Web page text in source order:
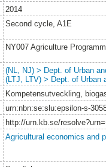
2014
Second cycle, A1E
NY007 Agriculture
(NL, NJ) > Dept. of Urban
(LTJ, LTV) > Dept. of Urban
Kompetensutveckling,
urn:nbn:se:slu:epsilon-s-
http://urn.kb.se/
Agricultural economics and